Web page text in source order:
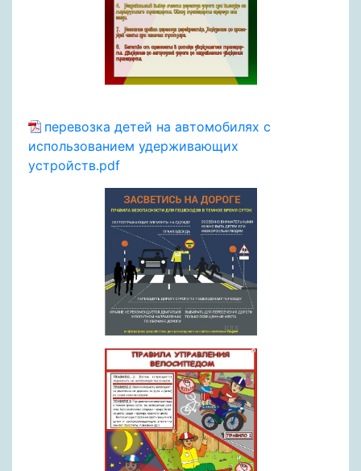
перевозка детей на автомобилях с
использованием удерживающих
устройств.pdf